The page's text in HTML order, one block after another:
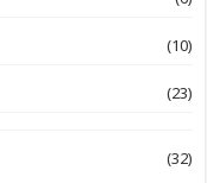
(10)
(23)
(32)